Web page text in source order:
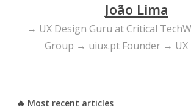
João Lima
→ UX Design Guru at Critical
Group → uiux.pt Founder → UX
🔥 Most recent articles